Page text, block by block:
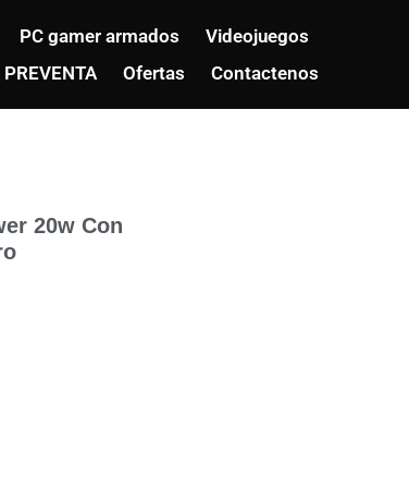
PC gamer armados
Videojuegos
PREVENTA Ofertas Contactenos
20w Con